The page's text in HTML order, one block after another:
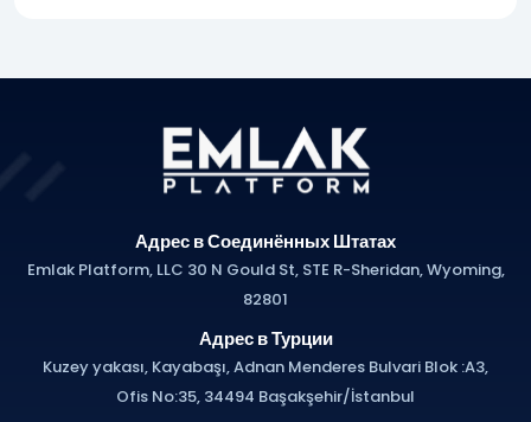
Адрес в Соединённых Штатах
Emlak Platform, LLC 30 N Gould St, STE R-Sheridan, Wyoming,
82801
Адрес в Турции
Kuzey yakası, Kayabaşı, Adnan Menderes Bulvari Blok :A3,
Ofis No:35, 34494 Başakşehir/İstanbul